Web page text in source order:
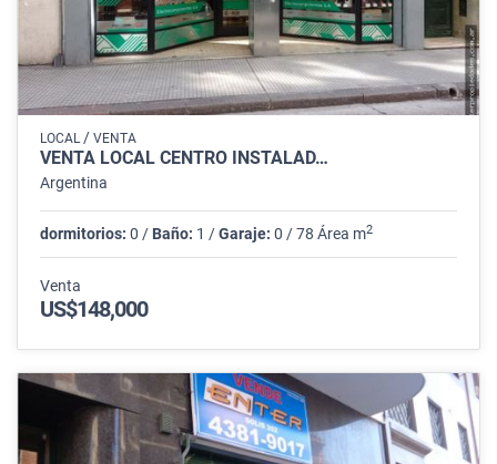
LOCAL / VENTA
VENTA LOCAL CENTRO INSTALAD…
Argentina
dormitorios: 0 / Baño: 1 /Garaje: 0 / 78 Área m2
Venta
US$148,000